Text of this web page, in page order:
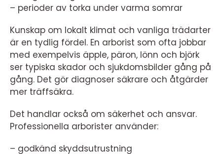
– perioder av torka under varma somrar
Kunskap om lokalt klimat och vanliga trädarter
är en tydlig fördel. En arborist som ofta jobbar
med exempelvis äpple, päron, lönn och björk
ser typiska skador och sjukdomsbilder gång på
gång. Det gör diagnoser säkrare och åtgärder
mer träffsäkra.
Det handlar också om säkerhet och ansvar.
Professionella arborister använder:
– godkänd skyddsutrustning